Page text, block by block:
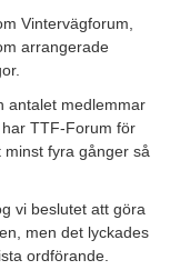
Vintervägforum,
arrangerade
antalet medlemmar
TTF-Forum för
fyra gånger så
vi beslutet att göra
men det lyckades
ordförande.